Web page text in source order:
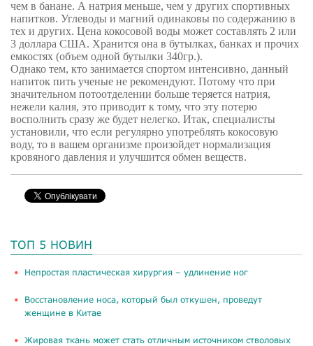
чем в банане. А натрия меньше, чем у других спортивных
напитков. Углеводы и магний одинаковы по содержанию в
тех и других. Цена кокосовой воды может составлять 2 или
3 доллара США. Хранится она в бутылках, банках и прочих
емкостях (объем одной бутылки 340гр.).
Однако тем, кто занимается спортом интенсивно, данный
напиток пить ученые не рекомендуют. Потому что при
значительном потоотделении больше теряется натрия,
нежели калия, это приводит к тому, что эту потерю
восполнить сразу же будет нелегко. Итак, специалисты
установили, что если регулярно употреблять кокосовую
воду, то в вашем организме произойдет нормализация
кровяного давления и улучшится обмен веществ.
ТОП 5 НОВИН
​Непростая пластическая хирургия – удлинение ног
Восстановление носа, который был откушен, проведут
женщине в Китае
Жировая ткань может стать отличным источником стволовых